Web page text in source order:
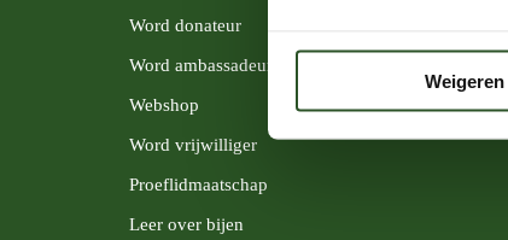
Weigeren
Word donateur
Word ambassadeur
Webshop
Word vrijwilliger
Proeflidmaatschap
Leer over bijen